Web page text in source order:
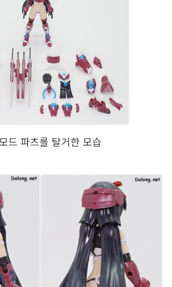
드 파츠를 탈거한 모습